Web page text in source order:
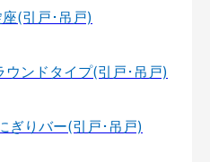
(引戸･吊戸)
ンドタイプ(引戸･吊戸)
ぎりバー(引戸･吊戸)